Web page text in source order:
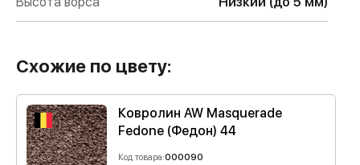
Схожие по цвету:
Ковролин AW Masquerade
Fedone (Федон) 44
Код товара:000090